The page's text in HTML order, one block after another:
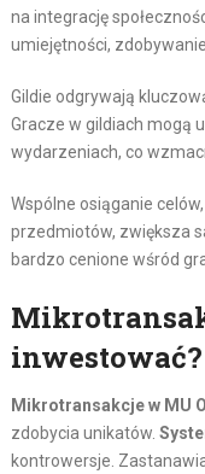
na integrację
umiejętności,
Gildie odgrywają
Gracze w gildiach mogą
wydarzeniach, co
Wspólne osiąganie
przedmiotów, zwiększa
bardzo cenione wśród
inwestować?
Mikrotransakcje w MU
zdobycia unikatów.
kontrowersje.